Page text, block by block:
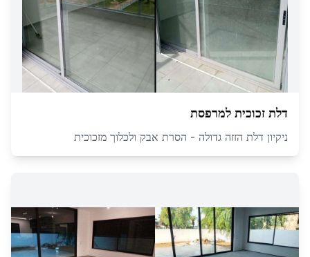
דלת זכוכית למרפסת
ניקיון דלת הזזה גדולה - הסרת אבק ולכלוך מזכוכית